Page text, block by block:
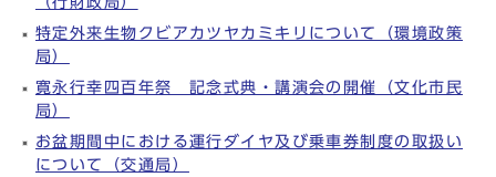
特定外来生物クビアカツヤカミキリについて（環境政策
局）
寛永行幸四百年祭 記念式典・講演会の開催（文化市民
局）
お盆期間中における運行ダイヤ及び乗車券制度の取扱い
について（交通局）